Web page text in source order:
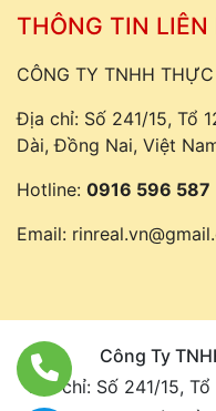
THÔNG TIN LIÊN
CÔNG TY TNHH
Địa chỉ: Số 241/15, Tổ
Dài, Đồng Nai, Việt
Hotline: 0916 596 587
Email:
Công Ty
Địa chỉ: Số 241/15, Tổ